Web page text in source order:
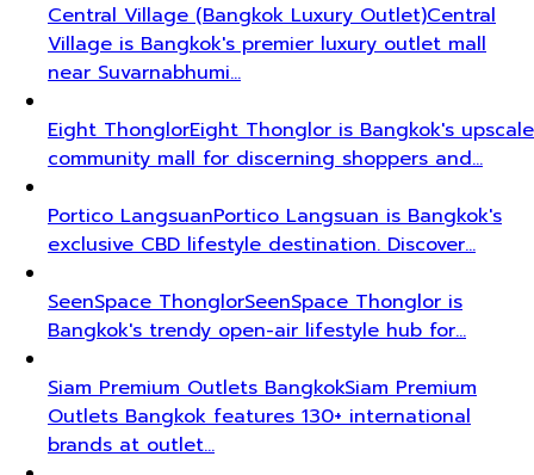
Central Village (Bangkok Luxury Outlet)Central
Village is Bangkok's premier luxury outlet mall
near Suvarnabhumi…
Eight ThonglorEight Thonglor is Bangkok's upscale
community mall for discerning shoppers and…
Portico LangsuanPortico Langsuan is Bangkok's
exclusive CBD lifestyle destination. Discover…
SeenSpace ThonglorSeenSpace Thonglor is
Bangkok's trendy open-air lifestyle hub for…
Siam Premium Outlets BangkokSiam Premium
Outlets Bangkok features 130+ international
brands at outlet…